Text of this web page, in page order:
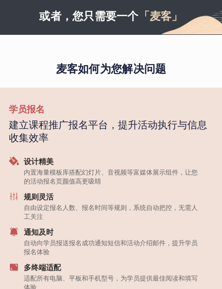
或者，您只需要一个「麦客」
麦客如何为您解决问题
学员报名
建立课程推广报名平台，提升活动执行与信息
收集效率
设计精美
内置海量模板库搭配幻灯片、音视频等富媒体展示组件，让您
的活动报名页颜值高更吸睛
规则灵活
自由设定报名人数、报名时间等规则，系统自动把控，无需人
工关注
通知及时
自动向学员报送报名成功通知短信和活动介绍邮件，提升学员
报名体验
多终端适配
适配所有电脑、平板和手机型号，为学员提供最佳阅读和填写
体验